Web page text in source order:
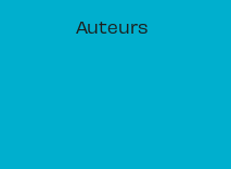
Auteurs